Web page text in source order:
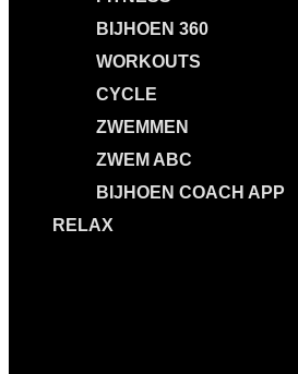
BIJHOEN 360
WORKOUTS
CYCLE
ZWEMMEN
ZWEM ABC
BIJHOEN COACH APP
RELAX